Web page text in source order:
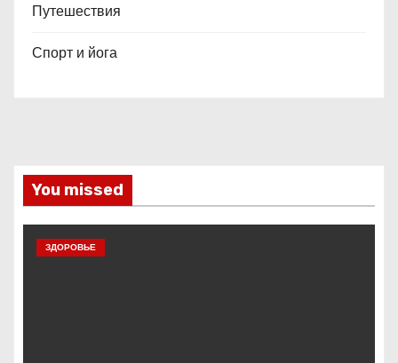
Путешествия
Спорт и йога
You missed
ЗДОРОВЬЕ